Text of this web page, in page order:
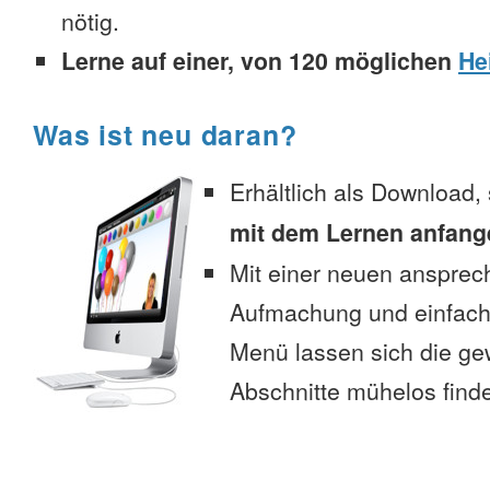
nötig.
Lerne auf einer, von 120 möglichen
Was ist neu daran?
Erhältlich als
mit dem Lernen
Mit einer neuen
Aufmachung und
Menü lassen sich die
Abschnitte mühelos